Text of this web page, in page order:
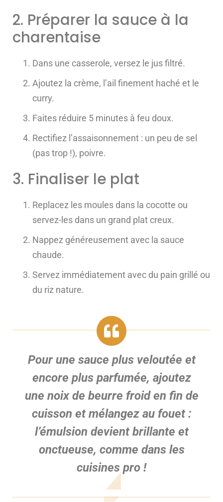
2. Préparer la sauce à la
charentaise
Dans une casserole, versez le jus filtré.
Ajoutez la crème, l’ail finement haché et le
curry.
Faites réduire 5 minutes à feu doux.
Rectifiez l’assaisonnement : un peu de sel
(pas trop !), poivre.
3. Finaliser le plat
Replacez les moules dans la cocotte ou
servez-les dans un grand plat creux.
Nappez généreusement avec la sauce
chaude.
Servez immédiatement avec du pain grillé ou
du riz nature.
Pour une sauce plus veloutée et
encore plus parfumée, ajoutez
une noix de beurre froiden fin de
cuisson et mélangez au fouet :
l’émulsion devient brillante et
onctueuse, comme dans les
cuisines pro !